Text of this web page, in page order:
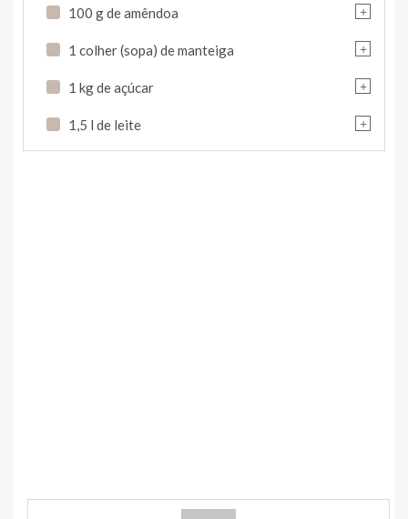
+
100 g de amêndoa
+
1 colher (sopa) de manteiga
+
1 kg de açúcar
+
1,5 l de leite